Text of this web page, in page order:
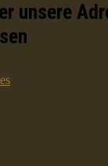
unsere